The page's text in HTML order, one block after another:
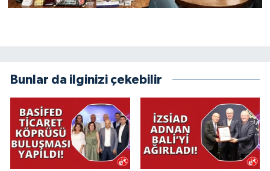
Bunlar da ilginizi çekebilir